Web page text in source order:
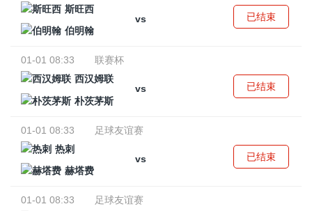
斯旺西
vs
伯明翰
已结束
01-01 08:33
联赛杯
西汉姆联
vs
朴茨茅斯
已结束
01-01 08:33
足球友谊赛
热刺
vs
赫塔费
已结束
01-01 08:33
足球友谊赛